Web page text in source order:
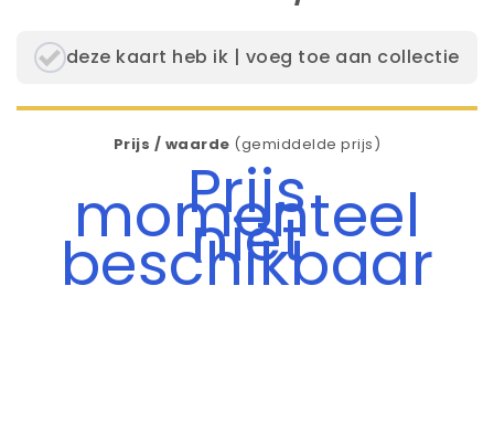
deze kaart heb ik | voeg toe aan collectie
Prijs / waarde (gemiddelde prijs)
Prijs
momenteel
niet
beschikbaar